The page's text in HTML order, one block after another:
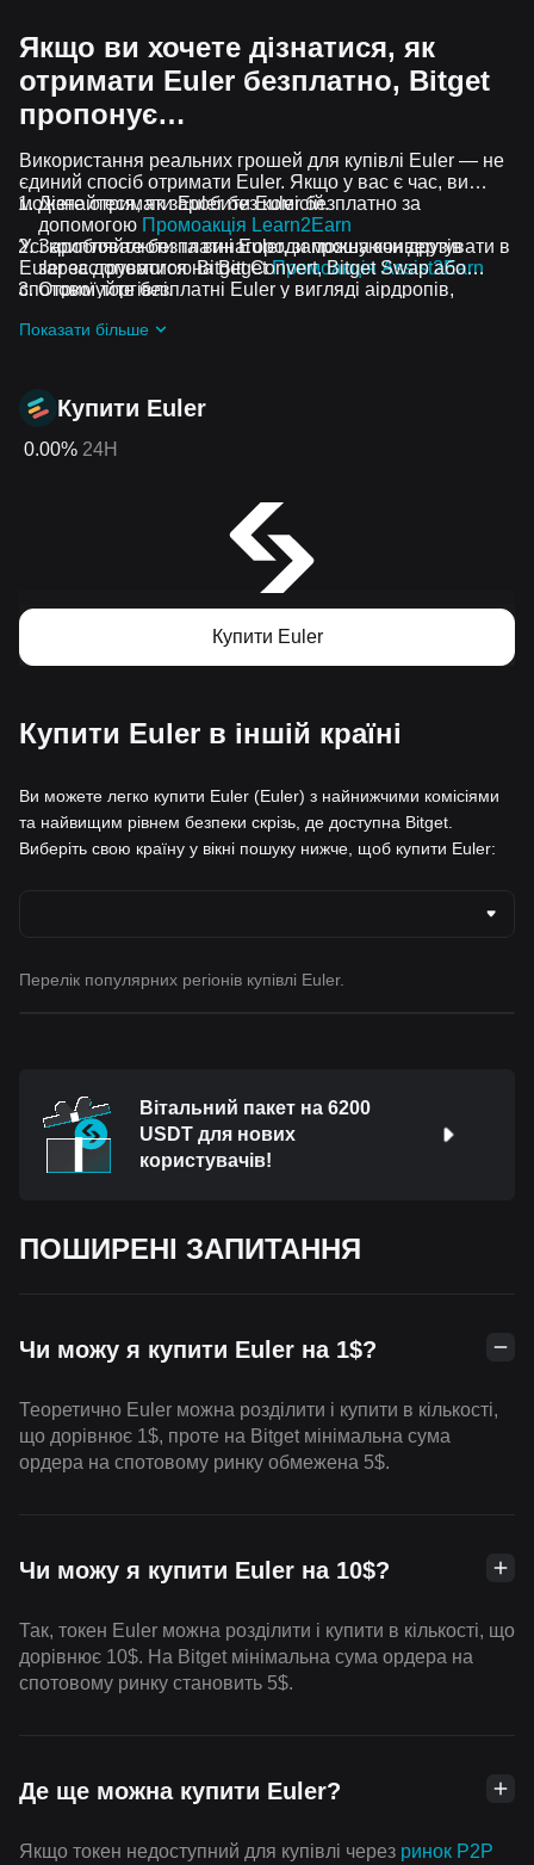
Якщо ви хочете дізнатися, як
отримати Euler безплатно, Bitget
пропонує…
Використання реальних грошей для купівлі Euler — не
єдиний спосіб отримати Euler. Якщо у вас є час, ви
можете отримати Euler без комісій.
Дізнайтеся, як заробити Euler безплатно за
допомогою Промоакція Learn2Earn
Заробляйте безплатні Euler, запрошуючи друзів
зареєструватися на BitgetПромоакція Assist2Earn
Отримуйте безплатні Euler у вигляді аірдропів,
Усі криптовалюти та винагороди можна конвертувати в
Euler за допомогою Bitget Convert, Bitget Swap або
спотової торгівлі.
Показати більше
Купити Euler
0.00% 24H
Купити Euler
Купити Euler в іншій країні
Ви можете легко купити Euler (Euler) з найнижчими комісіями
та найвищим рівнем безпеки скрізь, де доступна Bitget.
Виберіть свою країну у вікні пошуку нижче, щоб купити Euler:
Перелік популярних регіонів купівлі Euler.
Вітальний пакет на 6200
USDT для нових
користувачів!
ПОШИРЕНІ ЗАПИТАННЯ
Чи можу я купити Euler на 1$?
Теоретично Euler можна розділити і купити в кількості,
що дорівнює 1$, проте на Bitget мінімальна сума
ордера на спотовому ринку обмежена 5$.
Чи можу я купити Euler на 10$?
Так, токен Euler можна розділити і купити в кількості, що
дорівнює 10$. На Bitget мінімальна сума ордера на
спотовому ринку становить 5$.
Де ще можна купити Euler?
Якщо токен недоступний для купівлі через ринок P2P